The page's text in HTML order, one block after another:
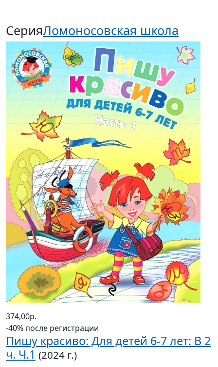
СерияЛомоносовская школа
374,00р.
-40% после регистрации
Пишу красиво: Для детей 6-7 лет: В 2
ч. Ч.1 (2024 г.)